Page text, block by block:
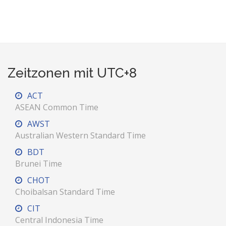
Zeitzonen mit UTC+8
ACT
ASEAN Common Time
AWST
Australian Western Standard Time
BDT
Brunei Time
CHOT
Choibalsan Standard Time
CIT
Central Indonesia Time